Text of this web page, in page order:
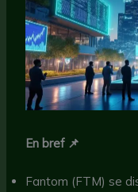
En bref 📌
Fantom (FTM) se